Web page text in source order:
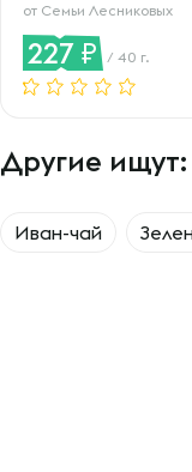
от Семьи Лесниковых
227 / 40 г.
Другие ищут:
Иван-чай